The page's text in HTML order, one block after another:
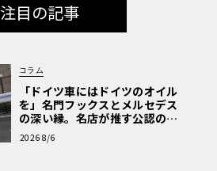
注目の記事
コラム
「ドイツ車にはドイツのオイル
を」名門フックスとメルセデス
の深い縁。名店が推す公認の安
心と、Cクラスで味わうシルキー
な走り〈PR〉
2026 8/6